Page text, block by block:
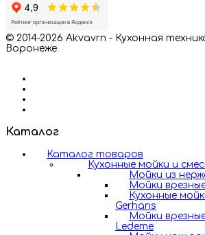
© 2014-2026 Akvavrn - Кухонная
Воронеже
Каталог
Каталог товаров
Кухонные мойки и
Мойки из
Мойки
Кухонные
Gerhans
Мойки
Ledeme